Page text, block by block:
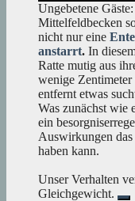
Ungebetene
Mittelfeldbecken
nicht nur eine
anstarrt. In
Ratte mutig aus
wenige Zentimeter
entfernt etwas
Was zunächst wie
ein
Auswirkungen
haben kann.
Unser Verhalten
Gleichgewicht.